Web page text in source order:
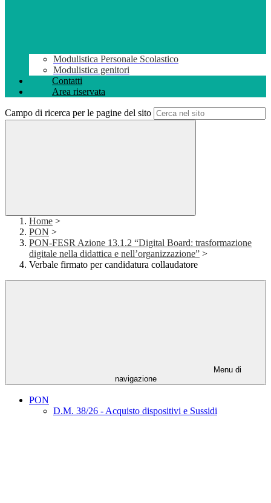
Modulistica Personale Scolastico
Modulistica genitori
Contatti
Area riservata
Campo di ricerca per le pagine del sito
Home >
PON >
PON-FESR Azione 13.1.2 “Digital Board: trasformazione
digitale nella didattica e nell’organizzazione” >
Verbale firmato per candidatura collaudatore
Menu di
navigazione
PON
D.M. 38/26 - Acquisto dispositivi e Sussidi